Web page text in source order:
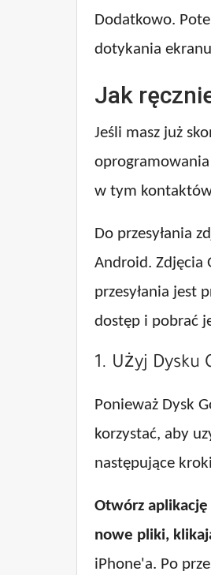
Dodatkowo.
dotykania
Jak
Jeśli masz już
oprogramowania
w tym
Do przesyłania
Android. Zdjęcia
przesyłania jest
dostęp i pobrać
1. Użyj Dysku
Ponieważ Dysk
korzystać, aby
następujące
Otwórz aplikację
nowe pliki,
iPhone'a. Po